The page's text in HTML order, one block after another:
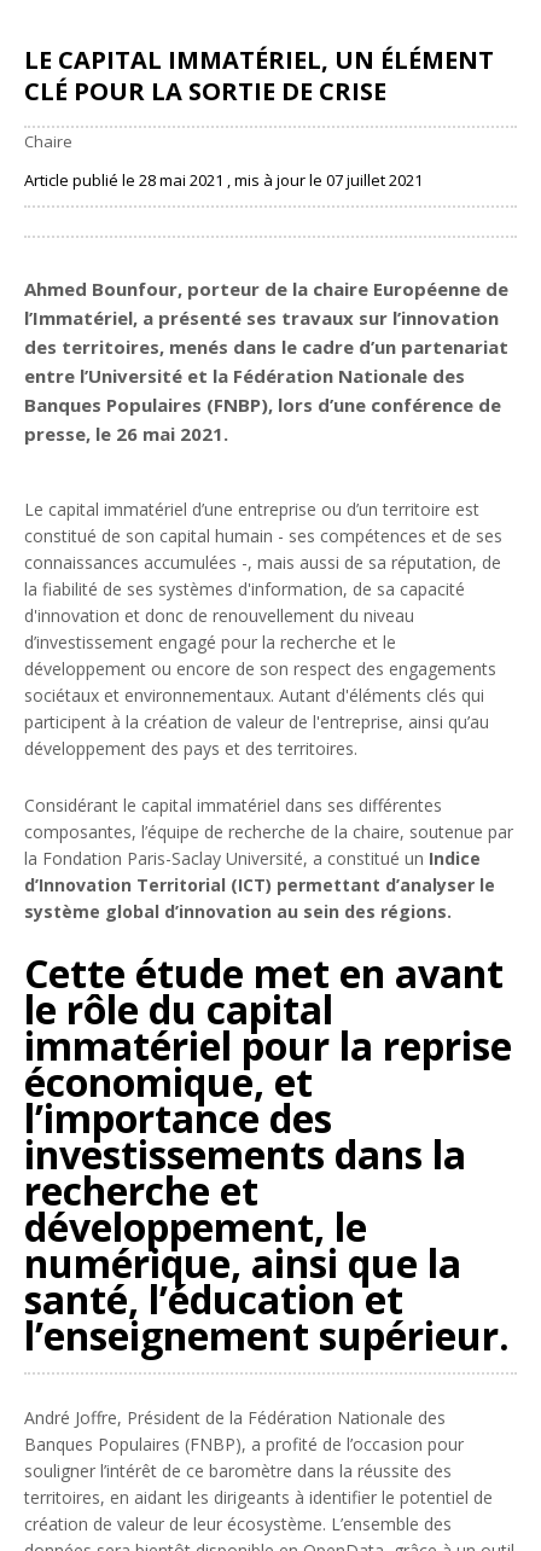
LE CAPITAL IMMATÉRIEL, UN ÉLÉMENT
CLÉ POUR LA SORTIE DE CRISE
Chaire
Article publié le 28 mai 2021 , mis à jour le 07 juillet 2021
Ahmed Bounfour, porteur de la chaire Européenne de
l’Immatériel, a présenté ses travaux sur l’innovation
des territoires, menés dans le cadre d’un partenariat
entre l’Université et la Fédération Nationale des
Banques Populaires (FNBP), lors d’une conférence de
presse, le 26 mai 2021.
Le capital immatériel d’une entreprise ou d’un territoire est
constitué de son capital humain - ses compétences et de ses
connaissances accumulées -, mais aussi de sa réputation, de
la fiabilité de ses systèmes d'information, de sa capacité
d'innovation et donc de renouvellement du niveau
d’investissement engagé pour la recherche et le
développement ou encore de son respect des engagements
sociétaux et environnementaux. Autant d'éléments clés qui
participent à la création de valeur de l'entreprise, ainsi qu’au
développement des pays et des territoires.
Considérant le capital immatériel dans ses différentes
composantes, l’équipe de recherche de la chaire, soutenue par
la Fondation Paris-Saclay Université, a constitué un Indice
d’Innovation Territorial (ICT) permettant d’analyser le
système global d’innovation au sein des régions.
Cette étude met en avant
le rôle du capital
immatériel pour la reprise
économique, et
l’importance des
investissements dans la
recherche et
développement, le
numérique, ainsi que la
santé, l’éducation et
l’enseignement supérieur.
André Joffre, Président de la Fédération Nationale des
Banques Populaires (FNBP), a profité de l’occasion pour
souligner l’intérêt de ce baromètre dans la réussite des
territoires, en aidant les dirigeants à identifier le potentiel de
création de valeur de leur écosystème. L’ensemble des